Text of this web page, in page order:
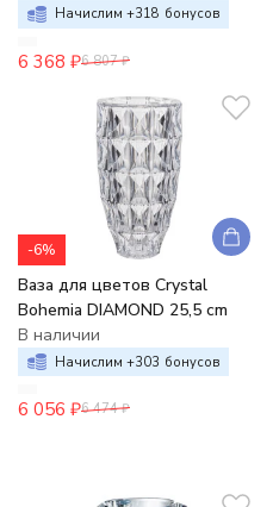
Начислим +318 бонусов
6 368 ₽6 807 ₽
-6%
Ваза для цветов Crystal
Bohemia DIAMOND 25,5 cm
В наличии
Начислим +303 бонусов
6 056 ₽6 474 ₽